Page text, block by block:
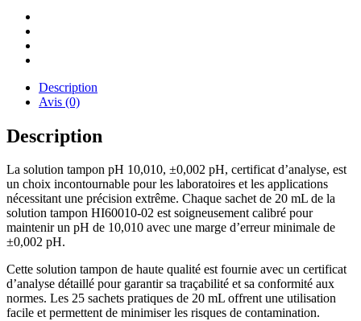
Description
Avis (0)
Description
La solution tampon pH 10,010, ±0,002 pH, certificat d’analyse, est
un choix incontournable pour les laboratoires et les applications
nécessitant une précision extrême. Chaque sachet de 20 mL de la
solution tampon HI60010-02 est soigneusement calibré pour
maintenir un pH de 10,010 avec une marge d’erreur minimale de
±0,002 pH.
Cette solution tampon de haute qualité est fournie avec un certificat
d’analyse détaillé pour garantir sa traçabilité et sa conformité aux
normes. Les 25 sachets pratiques de 20 mL offrent une utilisation
facile et permettent de minimiser les risques de contamination.